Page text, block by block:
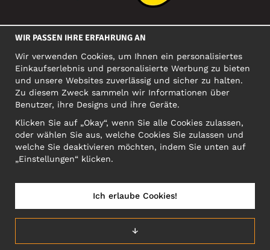
SOZIALE MEDIEN
FIRMA
Motley Denim Europe OÜ
Narva mnt 5, EE-10117 Tallinn
Org: 12356245, VAT: EE101578318
ACHTUNG! Produktrücksendungen nicht an diese Adresse
schicken!
ÖSTERREICH/DEUTSCH (AT)
WIR PASSEN IHRE ERFAHRUNG AN
Wir verwenden Cookies, um Ihnen ein personalisiertes
Einkaufserlebnis und personalisierte Werbung zu bieten
und unsere Websites zuverlässig und sicher zu halten.
Zu diesem Zweck sammeln wir Informationen über
Benutzer, ihre Designs und ihre Geräte.
Klicken Sie auf „Okay“, wenn Sie alle Cookies zulassen,
oder wählen Sie aus, welche Cookies Sie zulassen und
welche Sie deaktivieren möchten, indem Sie unten auf
„Einstellungen“ klicken.
↓
Ich erlaube Cookies!